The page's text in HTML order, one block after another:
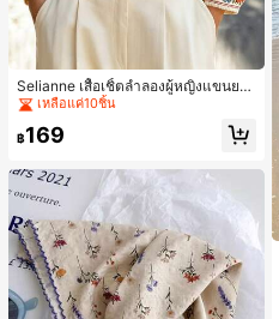
Selianne เสื้อเชิ้ตลำลองผู้หญิงแขนยา
ว คอวีเว้า ลายดอกไม้
#2 ขายดี
ใน งานปัก เสื้อทำงาน
เหลือแค่10ชิ้น
#2 ขายดี ใน งานปัก เสื้อทำงาน
เหลือแค่10ชิ้น
#2 ขายดี ใน งานปัก เสื้อทำงาน
เหลือแค่10ชิ้น
#2 ขายดี
เหลือแค่10ชิ้น
฿169